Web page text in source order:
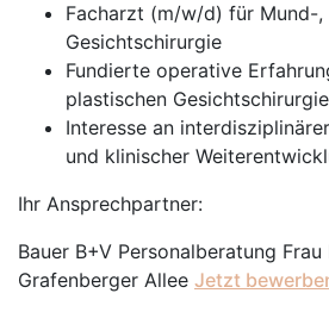
Facharzt (m/w/d) für Mund-,
Gesichtschirurgie
Fundierte operative
plastischen Gesichtschirurgie
Interesse an
und klinischer
Ihr Ansprechpartner:
Bauer B+V Personalberatung
Grafenberger Allee Jetzt